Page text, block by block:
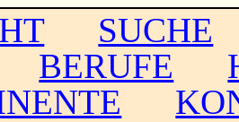
SUCHE
BERUFE